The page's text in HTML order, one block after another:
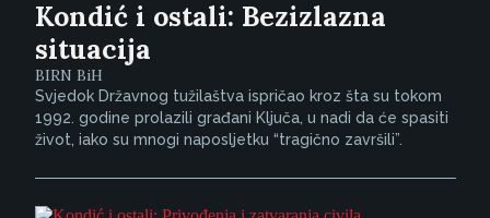
Kondić i ostali: Bezizlazna
situacija
BIRN BiH
Svjedok Državnog tužilaštva ispričao kroz šta su tokom
1992. godine prolazili građani Ključa, u nadi da će spasiti
život, iako su mnogi naposljetku “tragično završili”.